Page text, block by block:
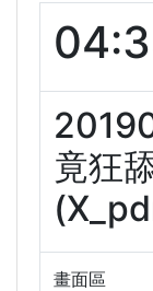
竟狂
畫面區